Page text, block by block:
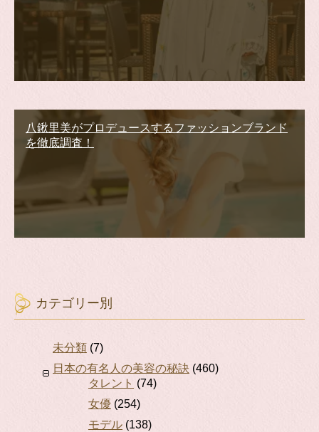
八鍬里美がプロデュースするファッションブランド
を徹底調査！
カテゴリー別
未分類 (7)
日本の有名人の美容の秘訣 (460)
タレント (74)
女優 (254)
モデル (138)